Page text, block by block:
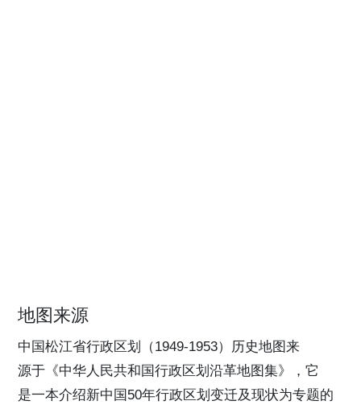
地图来源
中国松江省行政区划（1949-1953）历史地图来
源于《中华人民共和国行政区划沿革地图集》，它
是一本介绍新中国50年行政区划变迁及现状为专题的